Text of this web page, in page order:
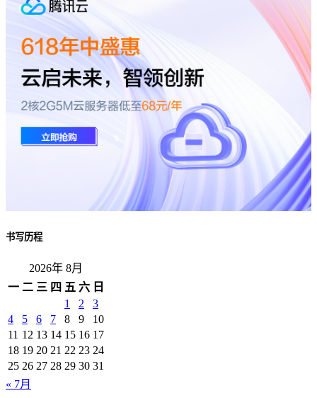
书写历程
2026年 8月
一 二 三 四 五 六 日
1
2
3
4
5 6 7 8 9
10
11 12 13 14 15 16 17
18 19 20 21 22 23 24
25 26 27 28 29 30 31
« 7月